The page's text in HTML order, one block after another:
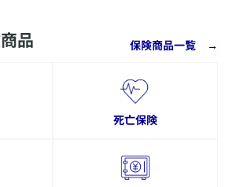
品 保険商品一覧 →
死亡保険